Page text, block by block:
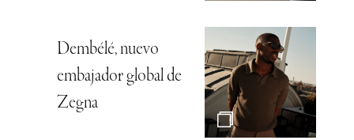
Dembélé, nuevo
embajador global de
Zegna